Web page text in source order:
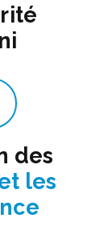
des
les